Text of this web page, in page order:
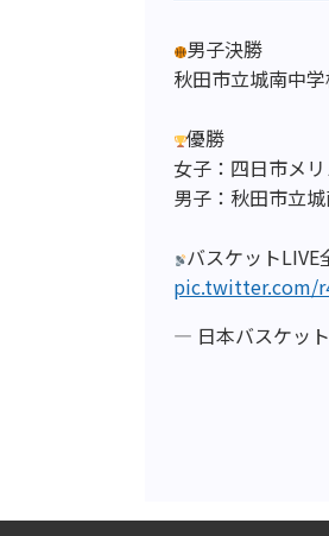
男子決勝
秋田市立城南中
優勝
女子：四日市メ
男子：秋田市立
バスケットLIVE
pic.twitter.com/
— 日本バスケッ